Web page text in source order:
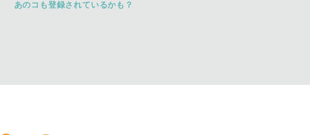
あのコも登録されているかも？